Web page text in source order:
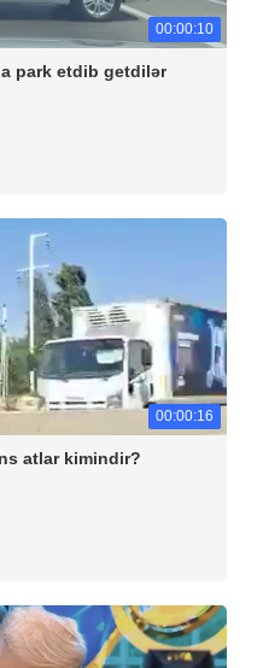
00:00:10
park etdib getdilər
00:00:16
atlar kimindir?